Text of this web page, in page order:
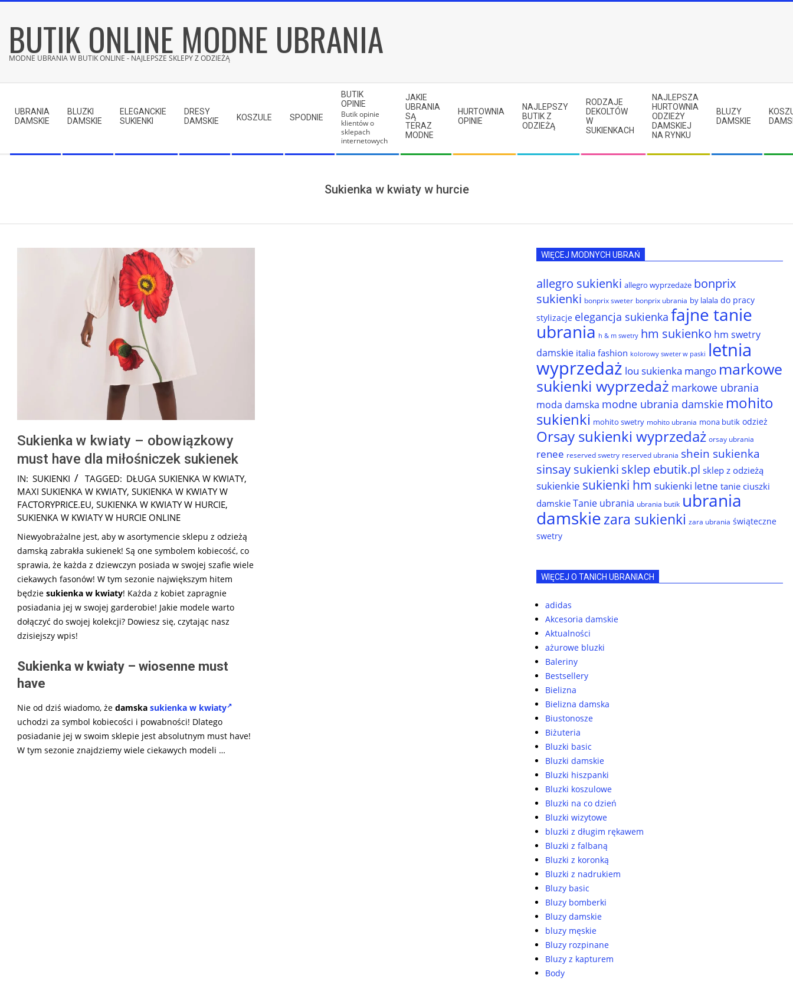
contentBUTIK ONLINE MODNE UBRANIA
MODNE UBRANIA W BUTIK ONLINE - NAJLEPSZE SKLEPY Z ODZIEŻĄ
Menu
UBRANIA
DAMSKIE
BLUZKI
DAMSKIE
ELEGANCKIE
SUKIENKI
DRESY
DAMSKIE
KOSZULE SPODNIE
BUTIK
OPINIE
Butik opinie
klientów o
sklepach
internetowych
JAKIE
UBRANIA
SĄ
TERAZ
MODNE
HURTOWNIA
OPINIE
NAJLEPSZY
BUTIK Z
ODZIEŻĄ
RODZAJE
DEKOLTÓW
W
SUKIENKACH
NAJLEPSZA
HURTOWNIA
ODZIEŻY
DAMSKIEJ
NA RYNKU
BLUZY
DAMSKIE
Sukienka w kwiaty w hurcie
Sukienka w kwiaty – obowiązkowy
must have dla miłośniczek sukienek
2025-
08-
23
IN: SUKIENKI TAGGED: DŁUGA SUKIENKA W KWIATY,
MAXI SUKIENKA W KWIATY, SUKIENKA W KWIATY W
FACTORYPRICE.EU, SUKIENKA W KWIATY W HURCIE,
SUKIENKA W KWIATY W HURCIE ONLINE
Niewyobrażalne jest, aby w asortymencie sklepu z odzieżą
damską zabrakła sukienek! Są one symbolem kobiecość, co
sprawia, że każda z dziewczyn posiada w swojej szafie wiele
ciekawych fasonów! W tym sezonie największym hitem
będzie sukienka w kwiaty! Każda z kobiet zapragnie
posiadania jej w swojej garderobie! Jakie modele warto
dołączyć do swojej kolekcji? Dowiesz się, czytając nasz
dzisiejszy wpis!
Sukienka w kwiaty – wiosenne must
have
Nie od dziś wiadomo, że damska sukienka w kwiaty
uchodzi za symbol kobiecości i powabności! Dlatego
posiadanie jej w swoim sklepie jest absolutnym must have!
W tym sezonie znajdziemy wiele ciekawych modeli …
WIĘCEJ MODNYCH UBRAŃ
allegro sukienki allegro wyprzedaże bonprix
sukienki bonprix sweter bonprix ubrania by lalala do pracy
stylizacje elegancja sukienka fajne tanie
ubrania h & m swetry hm sukienko hm swetry
damskie italia fashion kolorowy sweter w paski letnia
wyprzedaż lou sukienka mango markowe
sukienki wyprzedaż markowe ubrania
moda damska modne ubrania damskie mohito
sukienki mohito swetry mohito ubrania mona butik odzież
Orsay sukienki wyprzedaż orsay ubrania
renee reserved swetry reserved ubrania shein sukienka
sinsay sukienki sklep ebutik.pl sklep z odzieżą
sukienkie sukienki hm sukienki letne tanie ciuszki
damskie Tanie ubrania ubrania butik ubrania
damskiezara sukienki zara ubrania świąteczne
swetry
WIĘCEJ O TANICH UBRANIACH
adidas
Akcesoria damskie
Aktualności
ażurowe bluzki
Baleriny
Bestsellery
Bielizna
Bielizna damska
Biustonosze
Biżuteria
Bluzki basic
Bluzki damskie
Bluzki hiszpanki
Bluzki koszulowe
Bluzki na co dzień
Bluzki wizytowe
bluzki z długim rękawem
Bluzki z falbaną
Bluzki z koronką
Bluzki z nadrukiem
Bluzy basic
Bluzy bomberki
Bluzy damskie
bluzy męskie
Bluzy rozpinane
Bluzy z kapturem
Body